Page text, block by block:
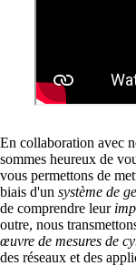
En collaboration avec
sommes heureux de
vous permettons de
biais d'un système de
de comprendre leur
outre, nous
œuvre de mesures de
des réseaux et des